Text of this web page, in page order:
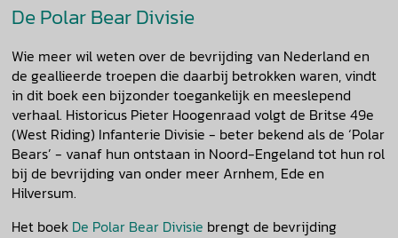
De Polar Bear Divisie
Wie meer wil weten over de bevrijding van Nederland en
de geallieerde troepen die daarbij betrokken waren, vindt
in dit boek een bijzonder toegankelijk en meeslepend
verhaal. Historicus Pieter Hoogenraad volgt de Britse 49e
(West Riding) Infanterie Divisie - beter bekend als de ‘Polar
Bears’ - vanaf hun ontstaan in Noord-Engeland tot hun rol
bij de bevrijding van onder meer Arnhem, Ede en
Hilversum.
Het boek De Polar Bear Divisie brengt de bevrijding